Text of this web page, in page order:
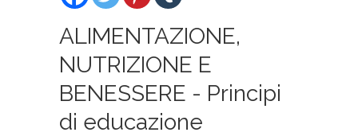
ALIMENTAZIONE,
NUTRIZIONE E
BENESSERE - Principi
di educazione